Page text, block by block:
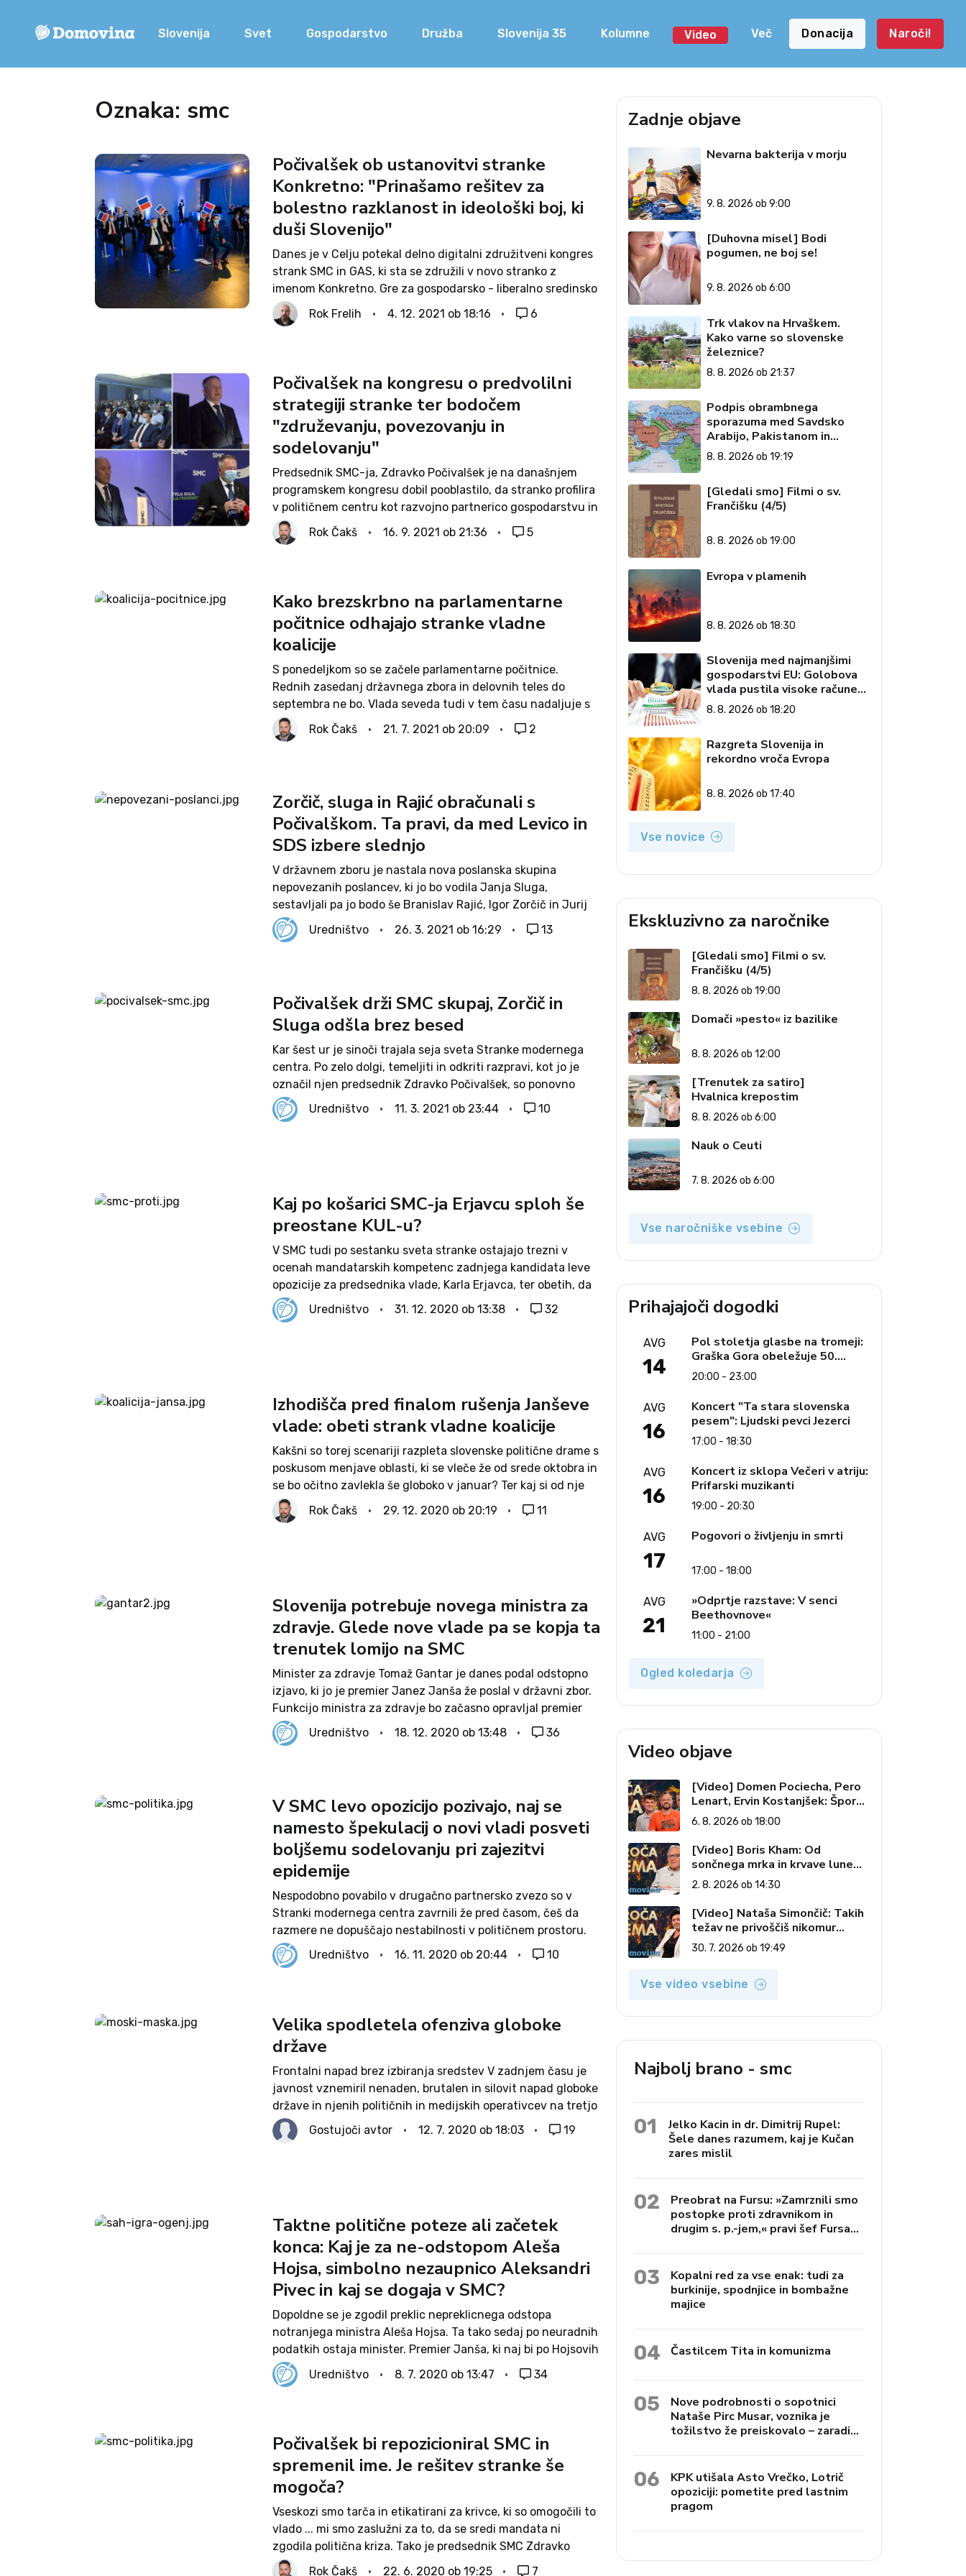
Slovenija Svet Gospodarstvo Družba Slovenija 35 Kolumne Video Več Donacija Naroči!
Oznaka: smc
Počivalšek ob ustanovitvi stranke
Konkretno: "Prinašamo rešitev za
bolestno razklanost in ideološki boj, ki
duši Slovenijo"
Danes je v Celju potekal delno digitalni združitveni kongres
strank SMC in GAS, ki sta se združili v novo stranko z
imenom Konkretno. Gre za gospodarsko - liberalno sredinsko
stranko, katere vodenje je prevzel dosedanji predsednik
SMC in gospodarski minister...
Rok Frelih 4. 12. 2021 ob 18:16 6
Počivalšek na kongresu o predvolilni
strategiji stranke ter bodočem
"združevanju, povezovanju in
sodelovanju"
Predsednik SMC-ja, Zdravko Počivalšek je na današnjem
programskem kongresu dobil pooblastilo, da stranko profilira
v političnem centru kot razvojno partnerico gospodarstvu in
lokalnim političnim akterjem. K temu bodo pristopili preko
združevanja, povezovanja in sodelovanja s podobno
Rok Čakš 16. 9. 2021 ob 21:36 5
Kako brezskrbno na parlamentarne
počitnice odhajajo stranke vladne
koalicije
S ponedeljkom so se začele parlamentarne počitnice.
Rednih zasedanj državnega zbora in delovnih teles do
septembra ne bo. Vlada seveda tudi v tem času nadaljuje s
svojim delom, saj Slovenija predseduje Svetu EU, obenem pa
polno pozornost zahtevata tudi ponovno...
Rok Čakš 21. 7. 2021 ob 20:09 2
Zorčič, sluga in Rajić obračunali s
Počivalškom. Ta pravi, da med Levico in
SDS izbere slednjo
V državnem zboru je nastala nova poslanska skupina
nepovezanih poslancev, ki jo bo vodila Janja Sluga,
sestavljali pa jo bodo še Branislav Rajić, Igor Zorčič in Jurij
Lep. Zorčič, Sluga in Rajić so na današnji novinarski
konferenci obračunali s predsednikom...
Uredništvo 26. 3. 2021 ob 16:29 13
Počivalšek drži SMC skupaj, Zorčič in
Sluga odšla brez besed
Kar šest ur je sinoči trajala seja sveta Stranke modernega
centra. Po zelo dolgi, temeljiti in odkriti razpravi, kot jo je
označil njen predsednik Zdravko Počivalšek, so ponovno
dokazali, da se znamo poenotiti o ključnih zadevah. Sklepa
so sprejeli soglasno,...
Uredništvo 11. 3. 2021 ob 23:44 10
Kaj po košarici SMC-ja Erjavcu sploh še
preostane KUL-u?
V SMC tudi po sestanku sveta stranke ostajajo trezni v
ocenah mandatarskih kompetenc zadnjega kandidata leve
opozicije za predsednika vlade, Karla Erjavca, ter obetih, da
bi koalicija pod njegovim vodstvom vendarle delovala bolj
stabilno od Šarčeve na začetku mandata. A...
Uredništvo 31. 12. 2020 ob 13:38 32
Izhodišča pred finalom rušenja Janševe
vlade: obeti strank vladne koalicije
Kakšni so torej scenariji razpleta slovenske politične drame s
poskusom menjave oblasti, ki se vleče že od srede oktobra in
se bo očitno zavlekla še globoko v januar? Ter kaj si od nje
lahko nadejajo stranke na oblasti in tiste,...
Rok Čakš 29. 12. 2020 ob 20:19 11
Slovenija potrebuje novega ministra za
zdravje. Glede nove vlade pa se kopja ta
trenutek lomijo na SMC
Minister za zdravje Tomaž Gantar je danes podal odstopno
izjavo, ki jo je premier Janez Janša že poslal v državni zbor.
Funkcijo ministra za zdravje bo začasno opravljal premier
Janez Janša. Gospodarski minister Zdravko Počivalšek je
medtem sporočil, da poslanska...
Uredništvo 18. 12. 2020 ob 13:48 36
V SMC levo opozicijo pozivajo, naj se
namesto špekulacij o novi vladi posveti
boljšemu sodelovanju pri zajezitvi
epidemije
Nespodobno povabilo v drugačno partnersko zvezo so v
Stranki modernega centra zavrnili že pred časom, češ da
razmere ne dopuščajo nestabilnosti v političnem prostoru.
Po današnjem srečanju vodstva stranke s poslansko
skupino pa iz SMC sporočajo, da je vseh osem...
Uredništvo 16. 11. 2020 ob 20:44 10
Velika spodletela ofenziva globoke
države
Frontalni napad brez izbiranja sredstev V zadnjem času je
javnost vznemiril nenaden, brutalen in silovit napad globoke
države in njenih političnih in medijskih operativcev na tretjo
Janševo vlado. Začelo se je z akcijo intelektualcev (DNS,
Forum 75), pospremljeno z medijskim...
Gostujoči avtor 12. 7. 2020 ob 18:03 19
Taktne politične poteze ali začetek
konca: Kaj je za ne-odstopom Aleša
Hojsa, simbolno nezaupnico Aleksandri
Pivec in kaj se dogaja v SMC?
Dopoldne se je zgodil preklic nepreklicnega odstopa
notranjega ministra Aleša Hojsa. Ta tako sedaj po neuradnih
podatkih ostaja minister. Premier Janša, ki naj bi po Hojsovih
besedah izpred tedna dni njegov odstop sprejel, namreč
državnega zbora do polnoči, ko bi...
Uredništvo 8. 7. 2020 ob 13:47 34
Počivalšek bi repozicioniral SMC in
spremenil ime. Je rešitev stranke še
mogoča?
Vseskozi smo tarča in etikatirani za krivce, ki so omogočili to
vlado ... mi smo zaslužni za to, da se sredi mandata ni
zgodila politična kriza. Tako je predsednik SMC Zdravko
Počivalšek ocenil situacijo v prvih 100 dneh desnosredinske
Rok Čakš 22. 6. 2020 ob 19:25 7
Zadnje objave
Nevarna bakterija v morju
9. 8. 2026 ob 9:00
[Duhovna misel] Bodi
pogumen, ne boj se!
9. 8. 2026 ob 6:00
Trk vlakov na Hrvaškem.
Kako varne so slovenske
železnice?
8. 8. 2026 ob 21:37
Podpis obrambnega
sporazuma med Savdsko
Arabijo, Pakistanom in
Turčijo
8. 8. 2026 ob 19:19
[Gledali smo] Filmi o sv.
Frančišku (4/5)
8. 8. 2026 ob 19:00
Evropa v plamenih
8. 8. 2026 ob 18:30
Slovenija med najmanjšimi
gospodarstvi EU: Golobova
vlada pustila visoke račune
državi
8. 8. 2026 ob 18:20
Razgreta Slovenija in
rekordno vroča Evropa
8. 8. 2026 ob 17:40
Vse novice
Ekskluzivno za naročnike
[Gledali smo] Filmi o sv.
Frančišku (4/5)
8. 8. 2026 ob 19:00
Domači »pesto« iz bazilike
8. 8. 2026 ob 12:00
[Trenutek za satiro]
Hvalnica krepostim
8. 8. 2026 ob 6:00
Nauk o Ceuti
7. 8. 2026 ob 6:00
Vse naročniške vsebine
Prihajajoči dogodki
AVG
14
Pol stoletja glasbe na tromeji:
Graška Gora obeležuje 50.
jubilejni festival narodno-
zabavne glasbe
20:00 - 23:00
AVG
16
Koncert "Ta stara slovenska
pesem": Ljudski pevci Jezerci
17:00 - 18:30
AVG
16
Koncert iz sklopa Večeri v atriju:
Prifarski muzikanti
19:00 - 20:30
AVG
17
Pogovori o življenju in smrti
17:00 - 18:00
AVG
21
»Odprtje razstave: V senci
Beethovnove«
11:00 - 21:00
Ogled koledarja
Video objave
[Video] Domen Pociecha, Pero
Lenart, Ervin Kostanjšek: Šport
specialcev (Vroča tema, 6. 8.
2026)
6. 8. 2026 ob 18:00
[Video] Boris Kham: Od
sončnega mrka in krvave lune
do slovenskih pečatov v vesolju
(Vroča tema, 2. 8. 2026)
2. 8. 2026 ob 14:30
[Video] Nataša Simončič: Takih
težav ne privoščiš nikomur
(Vroča tema, 30. 7. 2026)
30. 7. 2026 ob 19:49
Vse video vsebine
Najbolj brano - smc
01
Jelko Kacin in dr. Dimitrij Rupel:
Šele danes razumem, kaj je Kučan
zares mislil
02
Preobrat na Fursu: »Zamrznili smo
postopke proti zdravnikom in
drugim s. p.-jem,« pravi šef Fursa
03
Kopalni red za vse enak: tudi za
burkinije, spodnjice in bombažne
majice
04 Častilcem Tita in komunizma
05
Nove podrobnosti o sopotnici
Nataše Pirc Musar, voznika je
tožilstvo že preiskovalo – zaradi
06
KPK utišala Asto Vrečko, Lotrič
opoziciji: pometite pred lastnim
pragom